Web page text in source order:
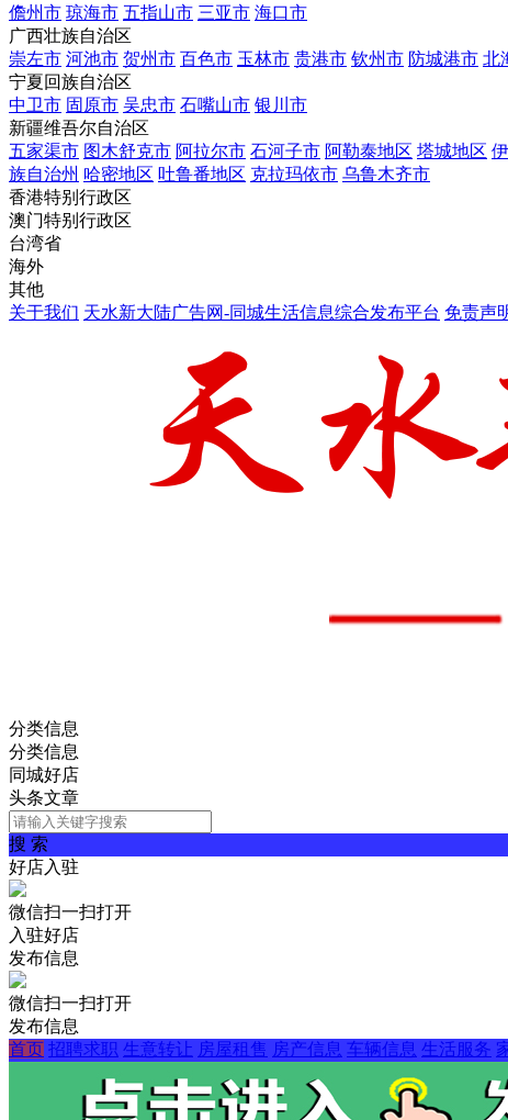
儋州市 琼海市 五指山市 三亚市 海口市
广西壮族自治区
崇左市 河池市 贺州市 百色市 玉林市 贵港市 钦州市 防城港市 北
宁夏回族自治区
中卫市 固原市 吴忠市 石嘴山市 银川市
新疆维吾尔自治区
五家渠市 图木舒克市 阿拉尔市 石河子市 阿勒泰地区 塔城地区
族自治州 哈密地区 吐鲁番地区 克拉玛依市 乌鲁木齐市
香港特别行政区
澳门特别行政区
台湾省
海外
其他
关于我们 天水新大陆广告网-同城生活信息综合发布平台 免责声
分类信息
分类信息
同城好店
头条文章
搜 索
好店入驻
微信扫一扫打开
入驻好店
发布信息
微信扫一扫打开
发布信息
首页 招聘求职 生意转让 房屋租售 房产信息 车辆信息 生活服务